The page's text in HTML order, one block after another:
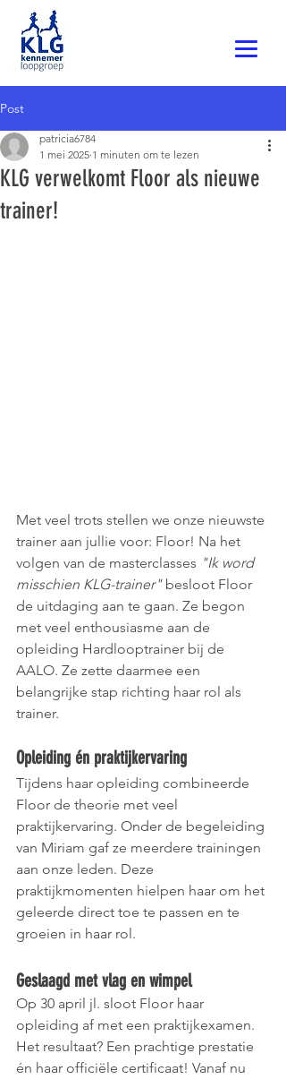
Post
KLG verwelkomt Floor als nieuwe
trainer!
patricia6784
1 mei 2025 1 minuten om te lezen
Met veel trots stellen we onze nieuwste
trainer aan jullie voor: Floor! Na het
volgen van de masterclasses "Ik word
misschien KLG-trainer" besloot Floor
de uitdaging aan te gaan. Ze begon
met veel enthousiasme aan de
opleiding Hardlooptrainer bij de
AALO. Ze zette daarmee een
belangrijke stap richting haar rol als
trainer.
Opleiding én praktijkervaring
Tijdens haar opleiding combineerde
Floor de theorie met veel
praktijkervaring. Onder de begeleiding
van Miriam gaf ze meerdere trainingen
aan onze leden. Deze
praktijkmomenten hielpen haar om het
geleerde direct toe te passen en te
groeien in haar rol.
Geslaagd met vlag en wimpel
Op 30 april jl. sloot Floor haar
opleiding af met een praktijkexamen.
Het resultaat? Een prachtige prestatie
én haar officiële certificaat! Vanaf nu